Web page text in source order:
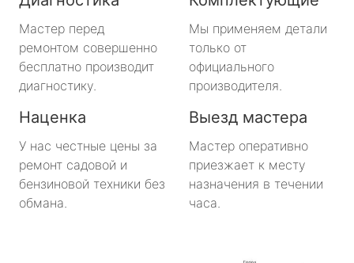
Важины
Вырица
Дружная Горка
Мастер перед
ремонтом совершенно
бесплатно производит
диагностику.
Мы применяем детали
только от
официального
производителя.
Наценка
У нас честные цены за
ремонт садовой и
бензиновой техники без
обмана.
Выезд мастера
Мастер оперативно
приезжает к месту
назначения в течении
часа.